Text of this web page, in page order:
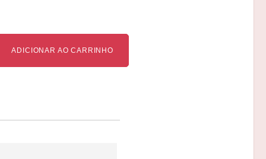
ADICIONAR AO CARRINHO